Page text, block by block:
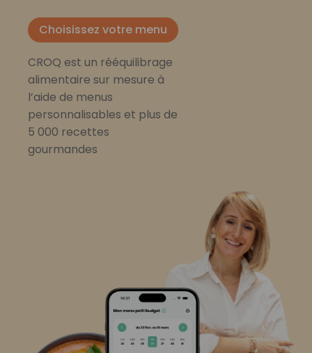
Choisissez votre menu
CROQ est un rééquilibrage
alimentaire sur mesure à
l’aide de menus
personnalisables et plus de
5 000 recettes
gourmandes